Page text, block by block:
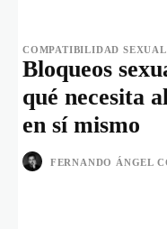
COMPATIBILIDAD SEXUAL
Bloqueos
qué necesita
en sí mismo
FERNANDO ÁNGEL